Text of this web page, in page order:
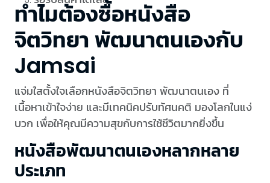
ทำไมต้องซื้อหนังสือ
จิตวิทยา พัฒนาตนเองกับ
Jamsai
แจ่มใสตั้งใจเลือกหนังสือจิตวิทยา พัฒนาตนเอง ที่
เนื้อหาเข้าใจง่าย และมีเทคนิคปรับทัศนคติ มองโลกในแง่
บวก เพื่อให้คุณมีความสุขกับการใช้ชีวิตมากยิ่งขึ้น
หนังสือพัฒนาตนเองหลากหลาย
ประเภท